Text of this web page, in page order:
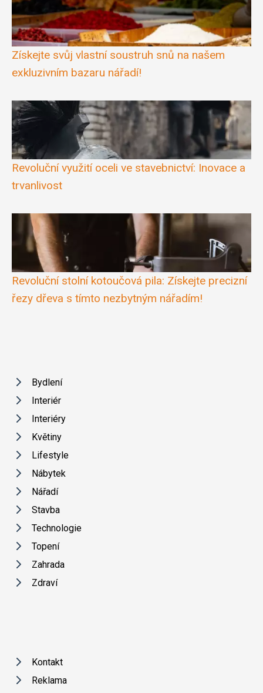
Získejte svůj vlastní soustruh snů na našem
exkluzivním bazaru nářadí!
Revoluční využití oceli ve stavebnictví: Inovace a
trvanlivost
Revoluční stolní kotoučová pila: Získejte precizní
řezy dřeva s tímto nezbytným nářadím!
Bydlení
Interiér
Interiéry
Květiny
Lifestyle
Nábytek
Nářadí
Stavba
Technologie
Topení
Zahrada
Zdraví
Kontakt
Reklama